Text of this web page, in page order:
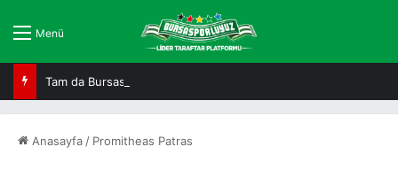
Menü
Tam da Bursaspor ruhuna uygun!
Anasayfa / Promitheas Patras